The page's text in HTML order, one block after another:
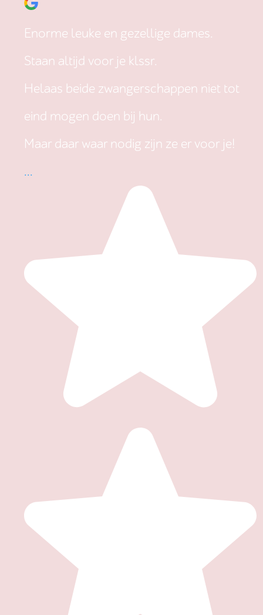
Enorme leuke en gezellige dames.
Staan altijd voor je klssr.
Helaas beide zwangerschappen niet tot
eind mogen doen bij hun.
Maar daar waar nodig zijn ze er voor je!
...